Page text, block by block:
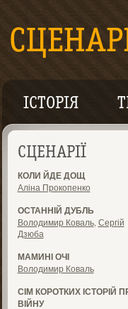
ІСТОРІЯ
СЦЕНАРІЇ
КОЛИ ЙДЕ ДОЩ
Аліна Прокопенко
ОСТАННІЙ ДУБЛЬ
Володимир Коваль, Сергій
Дзюба
МАМИНІ ОЧІ
Володимир Коваль
СІМ КОРОТКИХ ІСТОРІЙ
ВІЙНУ